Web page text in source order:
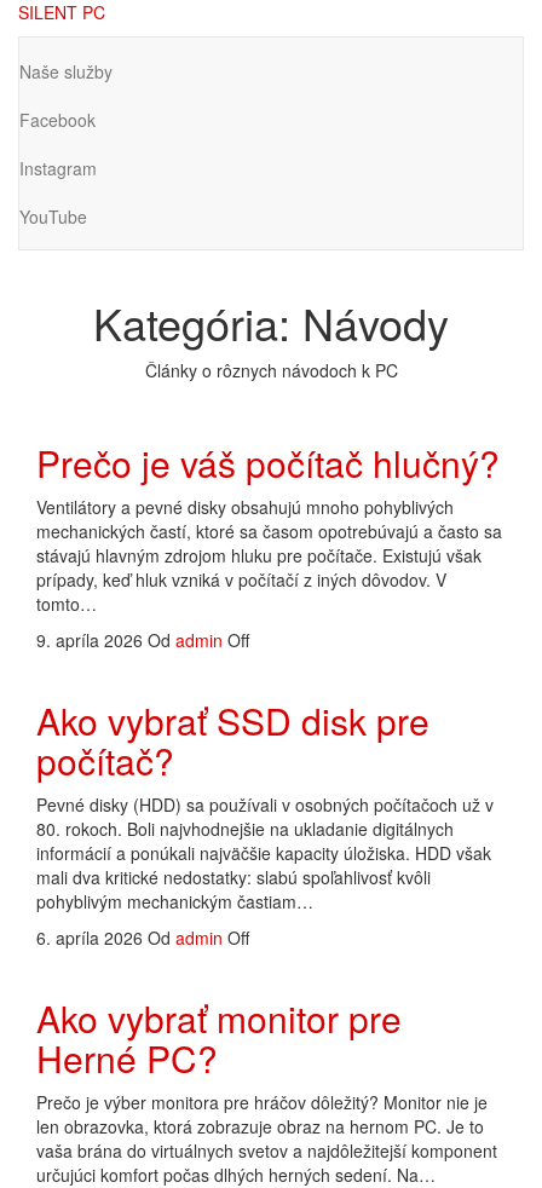
Preskočiť
hlavný
obsah
SILENT PC
Naše služby
Facebook
Instagram
YouTube
Kategória: Návody
Články o rôznych návodoch k PC
Prečo je váš počítač hlučný?
Ventilátory a pevné disky obsahujú mnoho pohyblivých
mechanických častí, ktoré sa časom opotrebúvajú a často sa
stávajú hlavným zdrojom hluku pre počítače. Existujú však
prípady, keď hluk vzniká v počítačí z iných dôvodov. V
tomto…
9. apríla 2026 Od admin Off
Ako vybrať SSD disk pre
počítač?
Pevné disky (HDD) sa používali v osobných počítačoch už v
80. rokoch. Boli najvhodnejšie na ukladanie digitálnych
informácií a ponúkali najväčšie kapacity úložiska. HDD však
mali dva kritické nedostatky: slabú spoľahlivosť kvôli
pohyblivým mechanickým častiam…
6. apríla 2026 Od admin Off
Ako vybrať monitor pre
Herné PC?
Prečo je výber monitora pre hráčov dôležitý? Monitor nie je
len obrazovka, ktorá zobrazuje obraz na hernom PC. Je to
vaša brána do virtuálnych svetov a najdôležitejší komponent
určujúci komfort počas dlhých herných sedení. Na…